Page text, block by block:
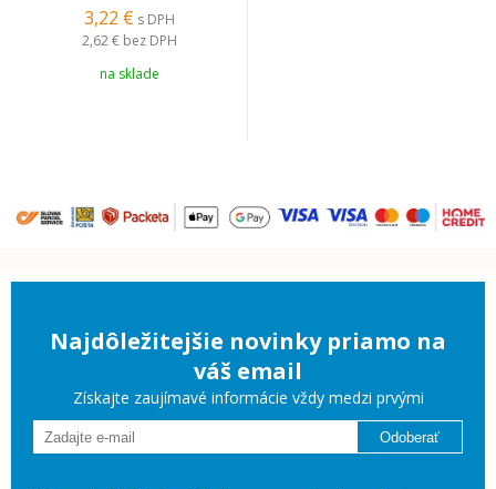
3,22 € s DPH
2,62 € bez DPH
na sklade
Najdôležitejšie novinky priamo na
váš email
Získajte zaujímavé informácie vždy medzi prvými
Odoberať